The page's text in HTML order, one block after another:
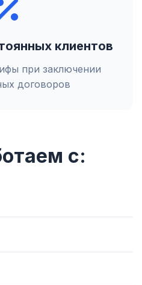
клиентов
при заключении
договоров
с: